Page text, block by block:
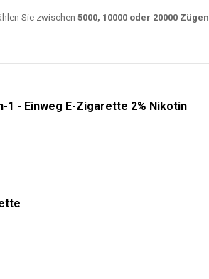
Sie zwischen 5000, 10000 oder 20000 Zügen
1 - Einweg E-Zigarette 2% Nikotin